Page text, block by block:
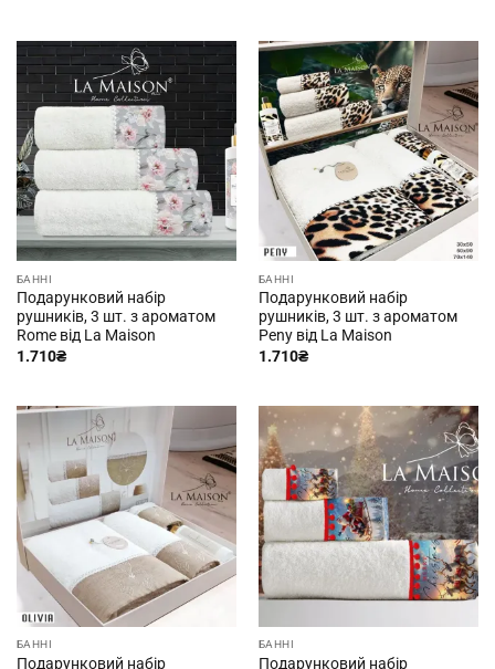
БАННІ
Подарунковий набір
рушників, 3 шт. з ароматом
Rome від La Maison
1.710₴
БАННІ
Подарунковий набір
рушників, 3 шт. з ароматом
Peny від La Maison
1.710₴
БАННІ
Подарунковий набір
БАННІ
Подарунковий набір